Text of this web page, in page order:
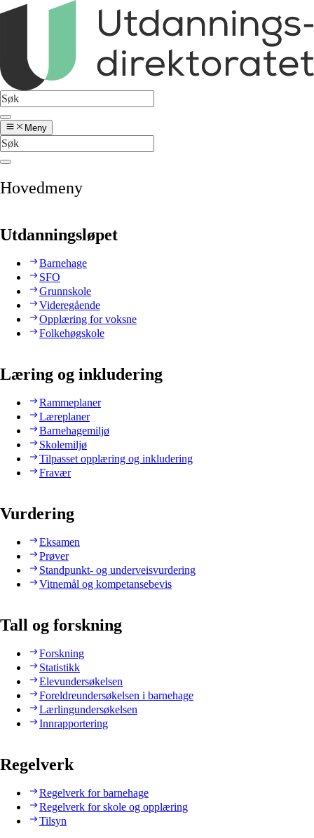
Meny
Hovedmeny
Utdanningsløpet
Barnehage
SFO
Grunnskole
Videregående
Opplæring for voksne
Folkehøgskole
Læring og inkludering
Rammeplaner
Læreplaner
Barnehagemiljø
Skolemiljø
Tilpasset opplæring og inkludering
Fravær
Vurdering
Eksamen
Prøver
Standpunkt- og underveisvurdering
Vitnemål og kompetansebevis
Tall og forskning
Forskning
Statistikk
Elevundersøkelsen
Foreldreundersøkelsen i barnehage
Lærlingundersøkelsen
Innrapportering
Regelverk
Regelverk for barnehage
Regelverk for skole og opplæring
Tilsyn